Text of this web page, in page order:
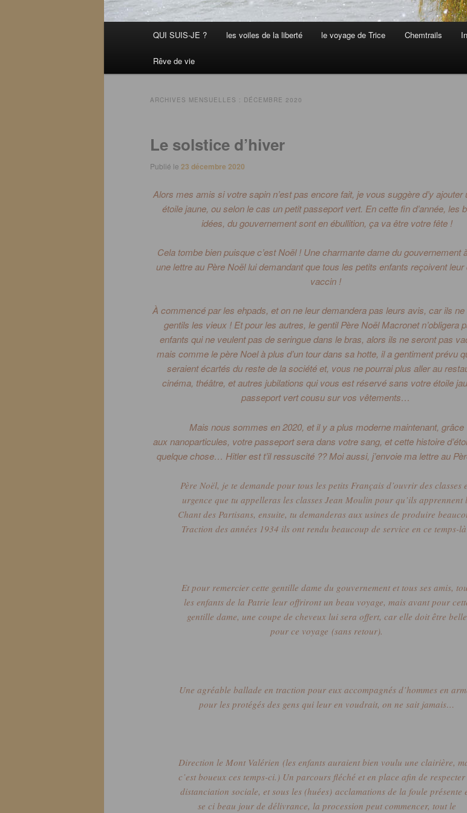
QUI SUIS-JE ? les voiles de la liberté le voyage de Trice Chemtrails
Rêve de vie
ARCHIVES MENSUELLES : DÉCEMBRE 2020
Le solstice d’hiver
Publié le 23 décembre 2020
Alors mes amis si votre sapin n’est pas encore fait, je vous suggère d’y ajouter
étoile jaune, ou selon le cas un petit passeport vert. En cette fin d’année, les
idées, du gouvernement sont en ébullition, ça va être votre fête !
Cela tombe bien puisque c’est Noël ! Une charmante dame du gouvernement
une lettre au Père Noël lui demandant que tous les petits enfants reçoivent leur
vaccin !
À commencé par les ehpads, et on ne leur demandera pas leurs avis, car ils
gentils les vieux !Et pour les autres, le gentil Père NoëlMacronetn’obligera
enfants qui ne veulent pas de seringue dans le bras, alors ils ne seront pas
mais comme le père Noel à plus d’un tour dans sa hotte, il a gentiment prévu
seraient écartés du reste de la société et, vous ne pourrai plus aller au
cinéma, théâtre, et autres jubilations qui vous est réservé sans votre étoile
passeport vert cousu sur vos vêtements…
Mais nous sommes en 2020, et il y a plus moderne maintenant, grâce
auxnanoparticules, votre passeport sera dans votre sang, et cette histoire
quelque chose… Hitler est t’il ressuscité ??Moi aussi, j’envoie ma lettre au
Père Noël, je te demande pour tous les petits Français d’ouvrir des classes
urgence que tu appelleras les classes Jean Moulin pour qu’ils apprennent
Chant des Partisans, ensuite, tu demanderas aux usines de produire
Traction des années 1934 ils ont rendu beaucoup de service en ce temps-
Et pour remercier cette gentille dame du gouvernement et tous ses amis,
les enfants de la Patrie leur offriront un beau voyage, mais avant pour
gentille dame, une coupe de cheveux lui sera offert, car elle doit être belle
pour ce voyage (sans retour).
Une agréable ballade en traction pour eux accompagnés d’hommes en
pour les protégés des gens qui leur en voudrait, on ne sait jamais…
Direction le Mont Valérien (les enfants auraient bien voulu une clairière,
c’est boueux ces temps-ci.) Un parcours fléché et en place afin de
distanciation sociale, et sous les (huées) acclamations de la foule présente
se ci beau jour de délivrance, la procession peut commencer, tout le